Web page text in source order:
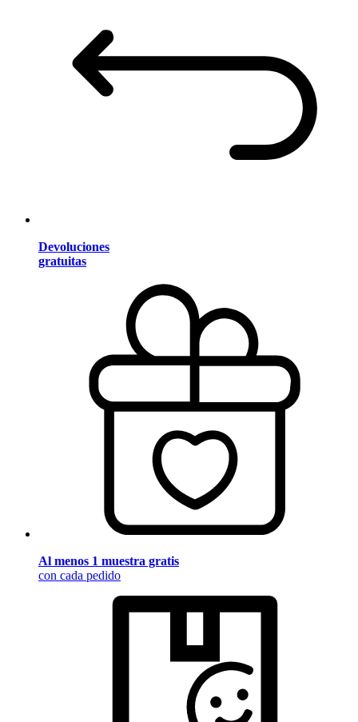
Devoluciones
gratuitas
Al menos 1 muestra gratis
con cada pedido